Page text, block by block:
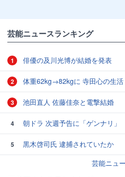
芸能ニュースランキング
1 俳優の及川光博が結婚を発表
2 体重62kg→82kgに 寺田心の生活
3 池田直人 佐藤佳奈と電撃結婚
4 朝ドラ 次週予告に「ゲンナリ」
5
黒木啓司氏 逮捕されていたか
芸能ニュ